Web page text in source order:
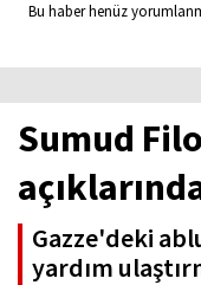
Bu haber henüz
Sumud
Gazze'deki
yardım